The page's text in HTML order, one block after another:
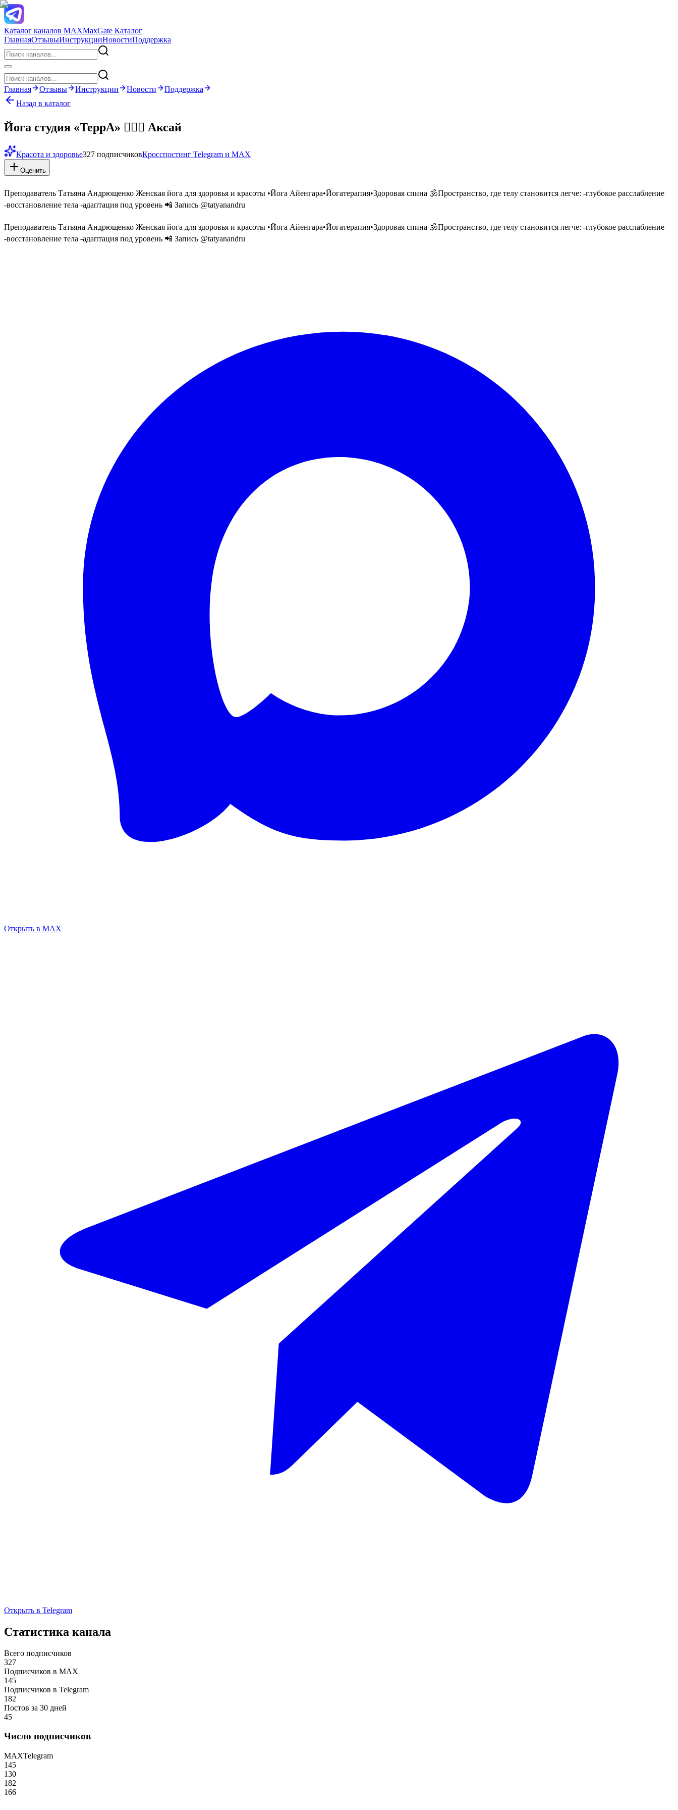
Каталог каналов MAXMaxGate Каталог
ГлавнаяОтзывыИнструкцииНовостиПоддержка
Главная Отзывы Инструкции Новости
Поддержка
Назад в каталог
Йога студия «ТеррА» 🧘🏼‍♀️ Аксай
Красота и здоровье327 подписчиковКросспостинг Telegram и MAX
Оценить
Преподаватель Татьяна Андрющенко Женская йога для здоровья и красоты •Йога Айенгара•Йогатерапия•Здоровая спина 🕉Пространство, где телу становится легче: -глубокое расслабление
-восстановление тела -адаптация под уровень 📲 Запись @tatyanandru
Преподаватель Татьяна Андрющенко Женская йога для здоровья и красоты •Йога Айенгара•Йогатерапия•Здоровая спина 🕉Пространство, где телу становится легче: -глубокое расслабление
-восстановление тела -адаптация под уровень 📲 Запись @tatyanandru
Открыть в MAX
Открыть в Telegram
Статистика канала
Всего подписчиков
327
Подписчиков в MAX
145
Подписчиков в Telegram
182
Постов за 30 дней
45
Число подписчиков
MAXTelegram
145
130
182
166